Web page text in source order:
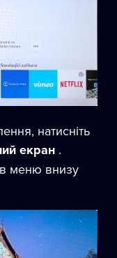
натисніть
екран .
меню внизу